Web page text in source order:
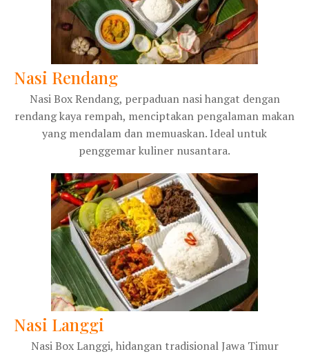
Nasi Rendang
Nasi Box Rendang, perpaduan nasi hangat dengan
rendang kaya rempah, menciptakan pengalaman makan
yang mendalam dan memuaskan. Ideal untuk
penggemar kuliner nusantara.
Nasi Langgi
Nasi Box Langgi, hidangan tradisional Jawa Timur